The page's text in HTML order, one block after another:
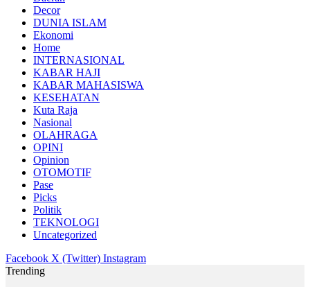
Decor
DUNIA ISLAM
Ekonomi
Home
INTERNASIONAL
KABAR HAJI
KABAR MAHASISWA
KESEHATAN
Kuta Raja
Nasional
OLAHRAGA
OPINI
Opinion
OTOMOTIF
Pase
Picks
Politik
TEKNOLOGI
Uncategorized
Facebook X (Twitter) Instagram
Trending